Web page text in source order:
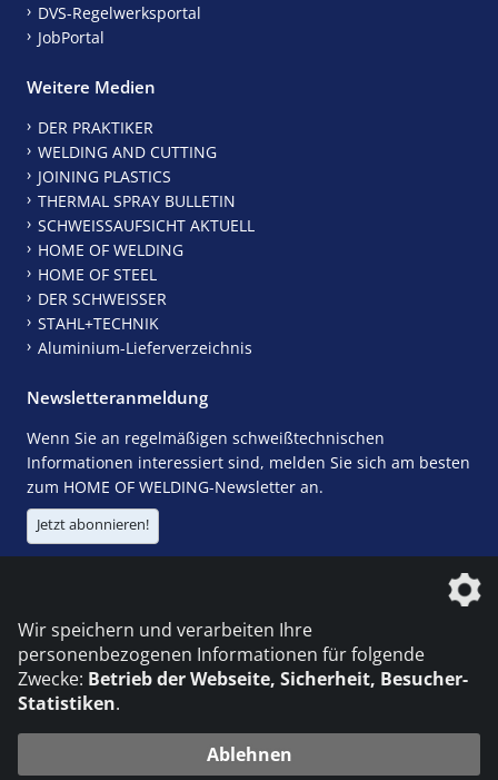
DVS-Regelwerksportal
JobPortal
Weitere Medien
DER PRAKTIKER
WELDING AND CUTTING
JOINING PLASTICS
THERMAL SPRAY BULLETIN
SCHWEISSAUFSICHT AKTUELL
HOME OF WELDING
HOME OF STEEL
DER SCHWEISSER
STAHL+TECHNIK
Aluminium-Lieferverzeichnis
Newsletteranmeldung
Wenn Sie an regelmäßigen schweißtechnischen
Informationen interessiert sind, melden Sie sich am besten
zum HOME OF WELDING-Newsletter an.
Jetzt abonnieren!
Die DVS Media GmbH ist ein Unternehmen der
Wir speichern und verarbeiten Ihre
personenbezogenen Informationen für folgende
Zwecke: Betrieb der Webseite, Sicherheit, Besucher-
Statistiken.
Ablehnen